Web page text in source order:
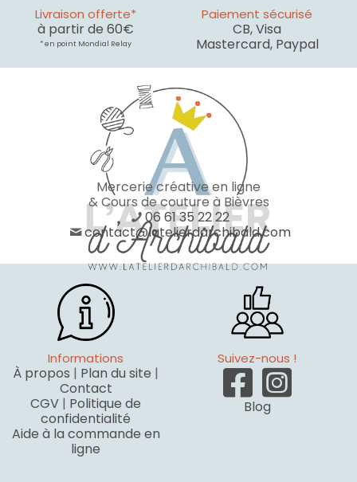
Livraison offerte*
à partir de 60€
* en point Mondial Relay
Paiement sécurisé
CB, Visa
Mastercard, Paypal
Mercerie créative en ligne
& Cours de couture à Bièvres
06 61 35 22 22
contact@latelierdarchibald.com
Informations
À propos | Plan du site |
Contact
CGV | Politique de
confidentialité
Aide à la commande en
ligne
Suivez-nous !
Blog